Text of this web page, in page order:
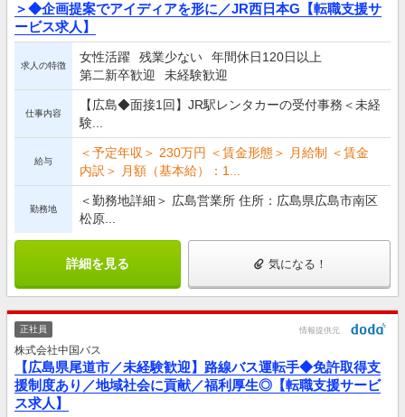
＞◆企画提案でアイディアを形に／JR西日本G【転職支援サ
ービス求人】
求人の特徴
女性活躍 残業少ない
年間休日120日以上
第二新卒歓迎
未経験歓迎
仕事内容
【広島◆面接1回】JR駅レンタカーの受付事務＜未経
験...
給与
＜予定年収＞ 230万円 ＜賃金形態＞ 月給制 ＜賃金
内訳＞ 月額（基本給）：1...
勤務地
＜勤務地詳細＞ 広島営業所 住所：広島県広島市南区
松原...
詳細を見る 気になる！
正社員 情報提供元
株式会社中国バス
【広島県尾道市／未経験歓迎】路線バス運転手◆免許取得支
援制度あり／地域社会に貢献／福利厚生◎【転職支援サービ
ス求人】